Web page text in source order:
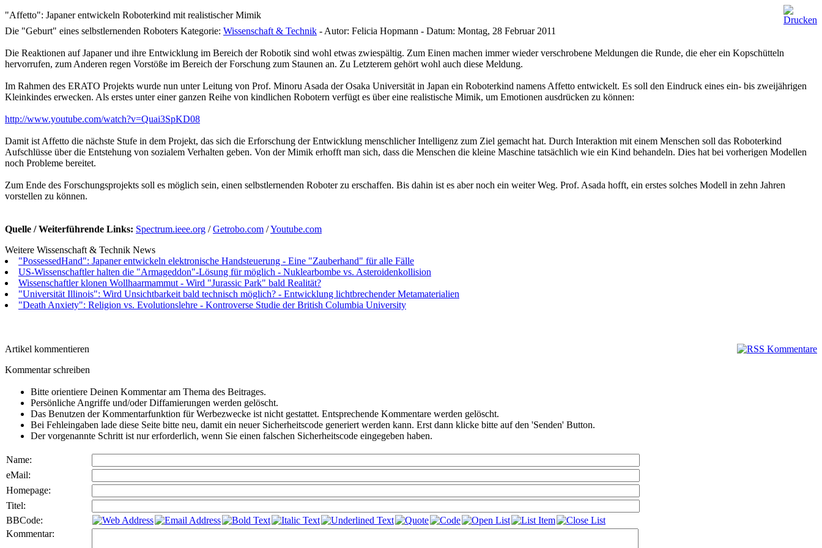
"Affetto": Japaner entwickeln Roboterkind mit realistischer Mimik
Die "Geburt" eines selbstlernenden Roboters Kategorie: Wissenschaft & Technik - Autor: Felicia Hopmann - Datum: Montag, 28 Februar 2011
Die Reaktionen auf Japaner und ihre Entwicklung im Bereich der Robotik sind wohl etwas zwiespältig. Zum Einen machen immer wieder verschrobene Meldungen die Runde, die eher ein Kopschütteln
hervorrufen, zum Anderen regen Vorstöße im Bereich der Forschung zum Staunen an. Zu Letzterem gehört wohl auch diese Meldung.
Im Rahmen des ERATO Projekts wurde nun unter Leitung von Prof. Minoru Asada der Osaka Universität in Japan ein Roboterkind namens Affetto entwickelt. Es soll den Eindruck eines ein- bis zweijährigen
Kleinkindes erwecken. Als erstes unter einer ganzen Reihe von kindlichen Robotern verfügt es über eine realistische Mimik, um Emotionen ausdrücken zu können:
http://www.youtube.com/watch?v=Quai3SpKD08
Damit ist Affetto die nächste Stufe in dem Projekt, das sich die Erforschung der Entwicklung menschlicher Intelligenz zum Ziel gemacht hat. Durch Interaktion mit einem Menschen soll das Roboterkind
Aufschlüsse über die Entstehung von sozialem Verhalten geben. Von der Mimik erhofft man sich, dass die Menschen die kleine Maschine tatsächlich wie ein Kind behandeln. Dies hat bei vorherigen Modellen
noch Probleme bereitet.
Zum Ende des Forschungsprojekts soll es möglich sein, einen selbstlernenden Roboter zu erschaffen. Bis dahin ist es aber noch ein weiter Weg. Prof. Asada hofft, ein erstes solches Modell in zehn Jahren
vorstellen zu können.
Quelle / Weiterführende Links: Spectrum.ieee.org /Getrobo.com /Youtube.com
Weitere Wissenschaft & Technik News
"PossessedHand": Japaner entwickeln elektronische Handsteuerung - Eine "Zauberhand" für alle Fälle
US-Wissenschaftler halten die "Armageddon"-Lösung für möglich - Nuklearbombe vs. Asteroidenkollision
Wissenschaftler klonen Wollhaarmammut - Wird "Jurassic Park" bald Realität?
"Universität Illinois": Wird Unsichtbarkeit bald technisch möglich? - Entwicklung lichtbrechender Metamaterialien
"Death Anxiety": Religion vs. Evolutionslehre - Kontroverse Studie der British Columbia University
Artikel kommentieren
Kommentar schreiben
Bitte orientiere Deinen Kommentar am Thema des Beitrages.
Persönliche Angriffe und/oder Diffamierungen werden gelöscht.
Das Benutzen der Kommentarfunktion für Werbezwecke ist nicht gestattet. Entsprechende Kommentare werden gelöscht.
Bei Fehleingaben lade diese Seite bitte neu, damit ein neuer Sicherheitscode generiert werden kann. Erst dann klicke bitte auf den 'Senden' Button.
Der vorgenannte Schritt ist nur erforderlich, wenn Sie einen falschen Sicherheitscode eingegeben haben.
Name:
eMail:
Homepage:
Titel:
BBCode:
Kommentar: